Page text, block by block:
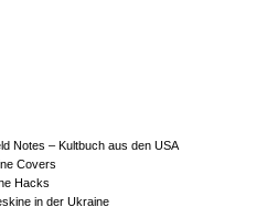
Notes – Kultbuch aus den USA
Covers
Hacks
in der Ukraine